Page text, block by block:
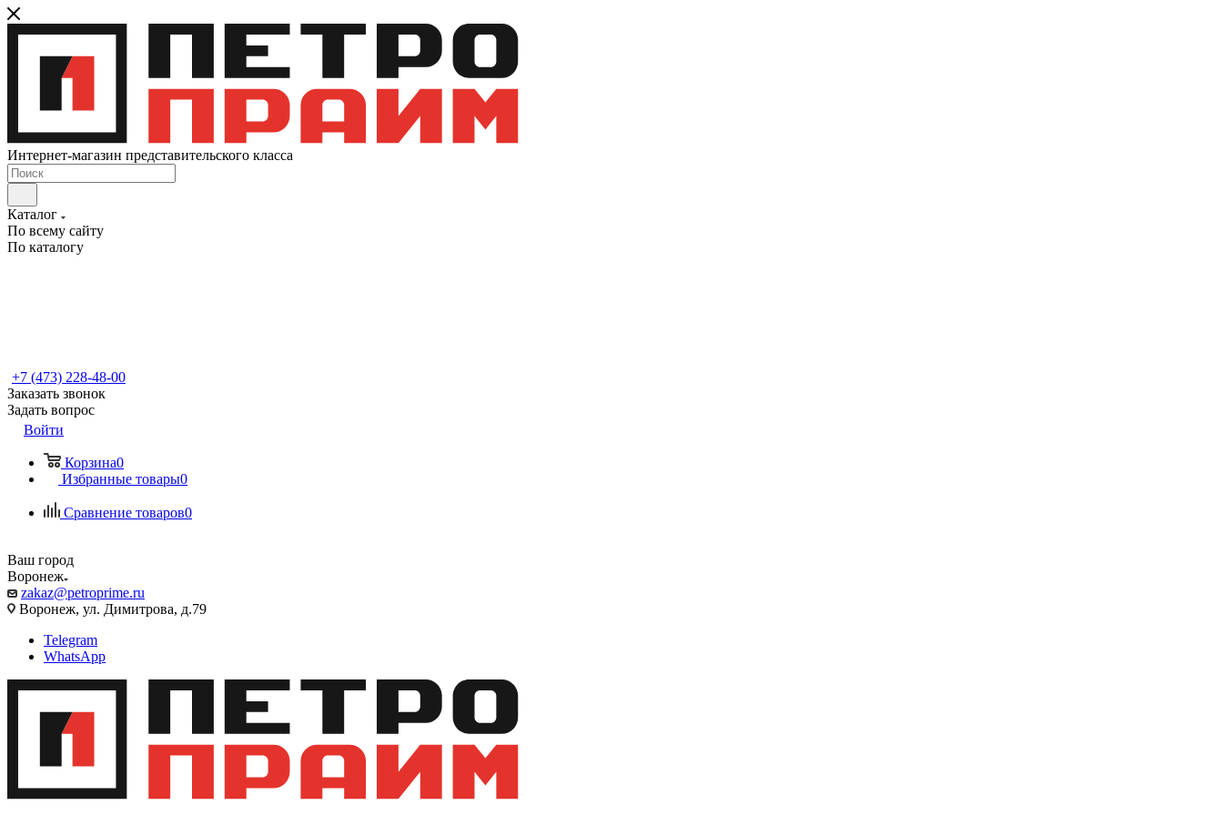
Интернет-магазин представительского класса
Каталог
По всему сайту
По каталогу
+7 (473) 228-48-00
Заказать звонок
Задать вопрос
Войти
Корзина0
Избранные товары0
Сравнение товаров0
Ваш город
Воронеж
zakaz@petroprime.ru
Воронеж, ул. Димитрова, д.79
Telegram
WhatsApp